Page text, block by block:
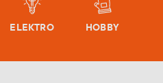
ELEKTRO HOBBY